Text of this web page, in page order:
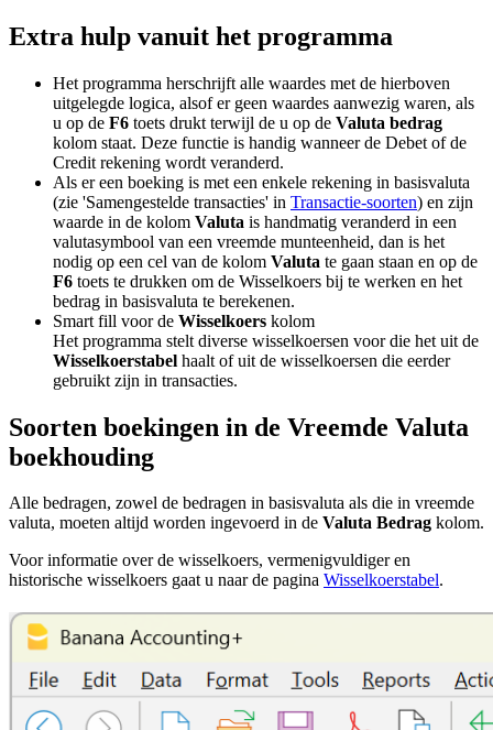
Extra hulp vanuit het programma
Het programma herschrijft alle waardes met de hierboven
uitgelegde logica, alsof er geen waardes aanwezig waren, als
u op de F6 toets drukt terwijl de u op de Valuta bedrag
kolom staat. Deze functie is handig wanneer de Debet of de
Credit rekening wordt veranderd.
Als er een boeking is met een enkele rekening in basisvaluta
(zie 'Samengestelde transacties' in Transactie-soorten) en zijn
waarde in de kolom Valuta is handmatig veranderd in een
valutasymbool van een vreemde munteenheid, dan is het
nodig op een cel van de kolom Valuta te gaan staan en op de
F6 toets te drukken om de Wisselkoers bij te werken en het
bedrag in basisvaluta te berekenen.
Smart fill voor de Wisselkoers kolom
Het programma stelt diverse wisselkoersen voor die het uit de
Wisselkoerstabel haalt of uit de wisselkoersen die eerder
gebruikt zijn in transacties.
Soorten boekingen in de Vreemde Valuta
boekhouding
Alle bedragen, zowel de bedragen in basisvaluta als die in vreemde
valuta, moeten altijd worden ingevoerd in de Valuta Bedrag kolom.
Voor informatie over de wisselkoers, vermenigvuldiger en
historische wisselkoers gaat u naar de pagina Wisselkoerstabel.